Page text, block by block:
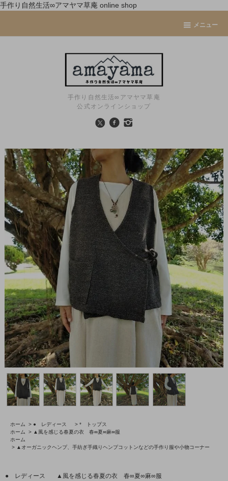
手作り自然生活∞アマヤマ草庵 online shop
メニュー
手作り自然生活∞アマヤマ草庵
公式オンラインショップ
ホーム > ● レディース > * トップス
ホーム
> ▲風を感じる春夏の衣 春∞夏∞麻∞服
ホーム
> ▲オーガニックヘンプ、手紡ぎ手織りヘンプコットンなどの手作り服や小物コーナー
● レディース
▲風を感じる春夏の衣 春∞夏∞麻∞服